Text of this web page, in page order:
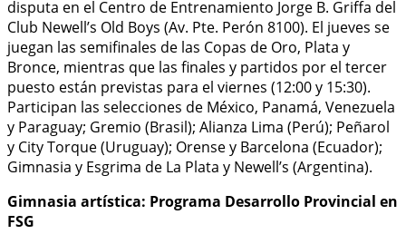
disputa en el Centro de Entrenamiento Jorge B. Griffa del
Club Newell’s Old Boys (Av. Pte. Perón 8100). El jueves se
juegan las semifinales de las Copas de Oro, Plata y
Bronce, mientras que las finales y partidos por el tercer
puesto están previstas para el viernes (12:00 y 15:30).
Participan las selecciones de México, Panamá, Venezuela
y Paraguay; Gremio (Brasil); Alianza Lima (Perú); Peñarol
y City Torque (Uruguay); Orense y Barcelona (Ecuador);
Gimnasia y Esgrima de La Plata y Newell’s (Argentina).
Gimnasia artística: Programa Desarrollo Provincial en
FSG